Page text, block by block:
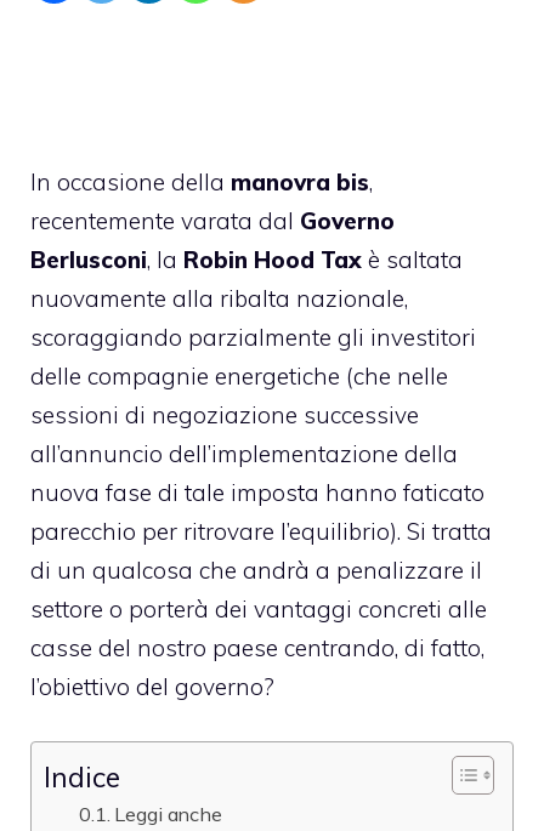
In occasione della manovra bis,
recentemente varata dal Governo
Berlusconi, la Robin Hood Tax è saltata
nuovamente alla ribalta nazionale,
scoraggiando parzialmente gli investitori
delle compagnie energetiche (che nelle
sessioni di negoziazione successive
all’annuncio dell’implementazione della
nuova fase di tale imposta hanno faticato
parecchio per ritrovare l’equilibrio). Si tratta
di un qualcosa che andrà a penalizzare il
settore o porterà dei vantaggi concreti alle
casse del nostro paese centrando, di fatto,
l’obiettivo del governo?
Indice
Leggi anche